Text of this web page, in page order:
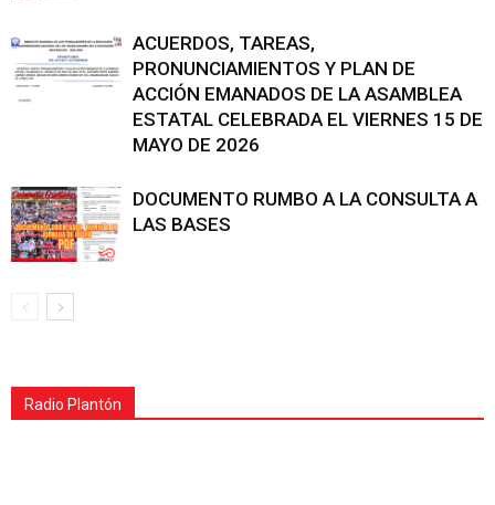
ACUERDOS, TAREAS,
PRONUNCIAMIENTOS Y PLAN DE
ACCIÓN EMANADOS DE LA ASAMBLEA
ESTATAL CELEBRADA EL VIERNES 15 DE
MAYO DE 2026
DOCUMENTO RUMBO A LA CONSULTA A
LAS BASES
Radio Plantón